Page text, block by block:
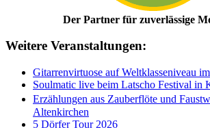
Der Partner für zuverlässige
Weitere Veranstaltungen:
Gitarrenvirtuose auf Weltklasseniveau
Soulmatic live beim Latscho Festival in
Erzählungen aus Zauberflöte und
Altenkirchen
5 Dörfer Tour 2026